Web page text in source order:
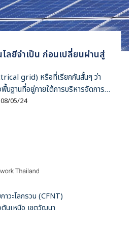
โลยีจำเป็น ก่อนเปลี่ยนผ่านสู่
grid) หรือที่เรียกกันสั้นๆ ว่า
นฐานที่อยู่ภายใต้การบริหารจัดการ
งไทย และไม่ค่อยมีใครพูดถึงมากนัก
ในการเปลี่ยนผ่านสู่พลังงานหมุนเวียน
รผลิตไฟฟ้าที่เปลี่ยนแปลงไปจากหน้า
ขนาดใหญ่ไม่กี่แห่งไปยังครัวเรือน
น เช่น แผงพลังงานแสงอาทิตย์บน
าขนาดจิ๋วที่กระจายตัวอยู่หลากหลาย
08/05/24
าวะโลกรวน (CFNT)
นเหนือ เขตวัฒนา